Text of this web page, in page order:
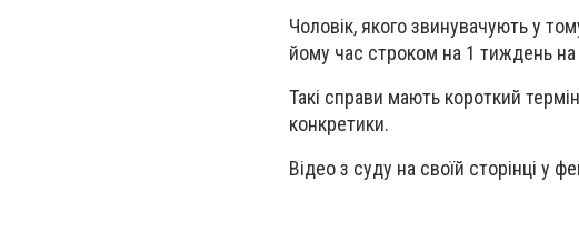
Чоловік, якого звинувачують у
йому час строком на 1 тиждень
Такі справи мають короткий
конкретики.
Відео з суду на своїй сторінці у